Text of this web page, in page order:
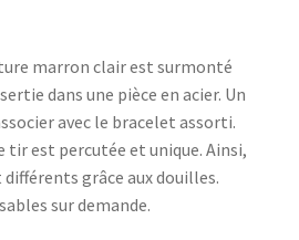
marron clair est surmonté
dans une pièce en acier. Un
avec le bracelet assorti.
tir est percutée et unique. Ainsi,
grâce aux douilles.
sur demande.